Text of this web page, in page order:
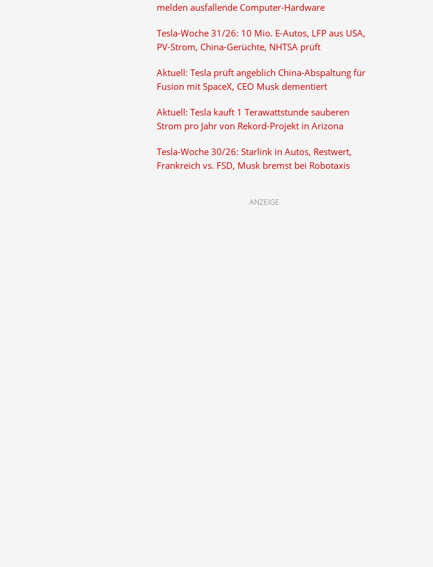
melden ausfallende Computer-Hardware
Tesla-Woche 31/26: 10 Mio. E-Autos, LFP aus USA,
PV-Strom, China-Gerüchte, NHTSA prüft
Aktuell: Tesla prüft angeblich China-Abspaltung für
Fusion mit SpaceX, CEO Musk dementiert
Aktuell: Tesla kauft 1 Terawattstunde sauberen
Strom pro Jahr von Rekord-Projekt in Arizona
Tesla-Woche 30/26: Starlink in Autos, Restwert,
Frankreich vs. FSD, Musk bremst bei Robotaxis
ANZEIGE